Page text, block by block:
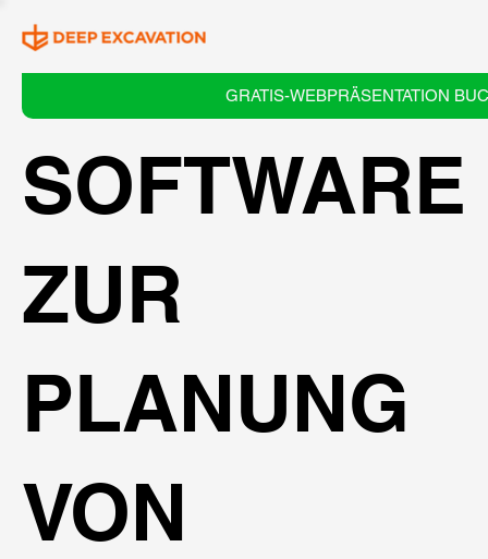
GRATIS-WEBPRÄSENTATION
SOFTWARE
ZUR
PLANUNG
VON